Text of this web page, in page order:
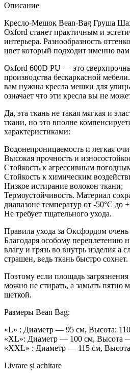
Описание
Кресло-Мешок Bean-Bag Груша
Oxford станет практичным и
интерьера. Разнообразность
цвет который подходит именно
Oxford 600D PU — это
производства бескаркасной
вам нужны кресла мешки для
означает что эти кресла вы не
Да, эта ткань не такая мягкая и
ткани, но это вполне
характеристиками:
Водонепроницаемость и легкая
Высокая прочность и
Стойкость к агрессивным
Стойкость к химическим
Низкое истирание волокон ткани;
Термоустойчивость. Материал
диапазоне температур от -50°С до
Не требует тщательного ухода.
Правила ухода за Оксфордом
Благодаря особому переплетению
влагу и грязь во внутрь изделия а
страшен, ведь ткань быстро сохнет.
Поэтому если площадь
можно не стирать, а замыть пятно
щеткой.
Размеры Bean Bag:
«L» : Диаметр — 95 см, Высота:
«XL»: Диаметр — 100 см, Высота
«XXL» : Диаметр — 115 см,
Livrare și achitare